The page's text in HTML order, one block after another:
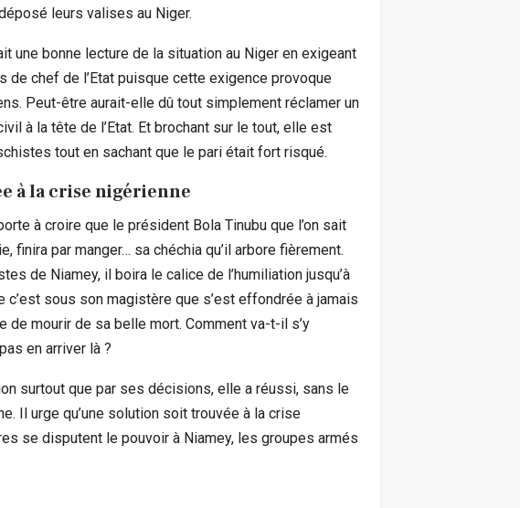
leurs valises au Niger.
une bonne lecture de la situation au Niger en exigeant
chef de l’Etat puisque cette exigence provoque
Peut-être aurait-elle dû tout simplement réclamer un
à la tête de l’Etat. Et brochant sur le tout, elle est
tout en sachant que le pari était fort risqué.
à la crise nigérienne
à croire que le président Bola Tinubu que l’on sait
finira par manger… sa chéchia qu’il arbore fièrement.
de Niamey, il boira le calice de l’humiliation jusqu’à
c’est sous son magistère que s’est effondrée à jamais
de mourir de sa belle mort. Comment va-t-il s’y
en arriver là ?
surtout que par ses décisions, elle a réussi, sans le
Il urge qu’une solution soit trouvée à la crise
se disputent le pouvoir à Niamey, les groupes armés